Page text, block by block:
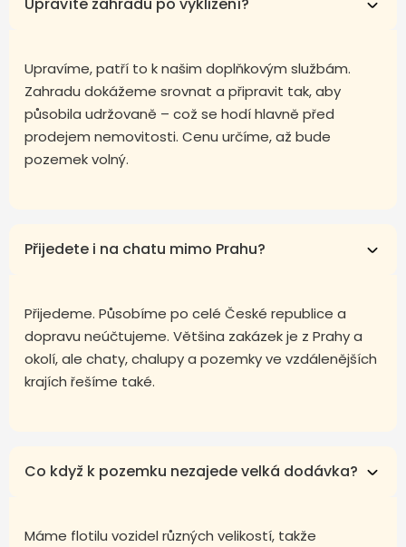
Upravíme, patří to k našim doplňkovým službám.
Zahradu dokážeme srovnat a připravit tak, aby
působila udržovaně – což se hodí hlavně před
prodejem nemovitosti. Cenu určíme, až bude
pozemek volný.
Přijedete i na chatu mimo Prahu?
Přijedeme. Působíme po celé České republice a
dopravu neúčtujeme. Většina zakázek je z Prahy a
okolí, ale chaty, chalupy a pozemky ve vzdálenějších
krajích řešíme také.
Co když k pozemku nezajede velká dodávka?
Máme flotilu vozidel různých velikostí, takže